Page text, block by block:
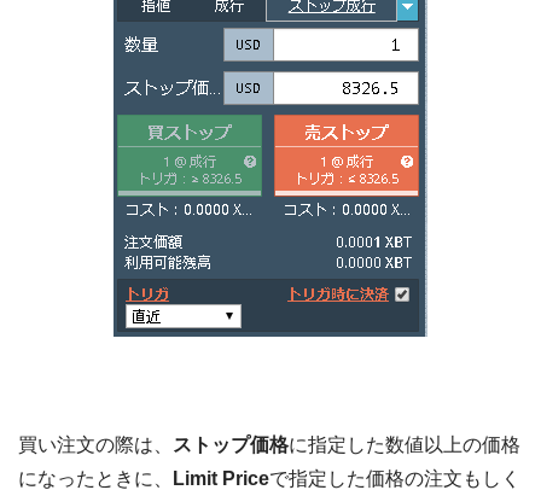
買い注文の際は、 ストップ価格に指定した数値以上の価格
になったときに、
Limit Priceで指定した価格の注文もしく